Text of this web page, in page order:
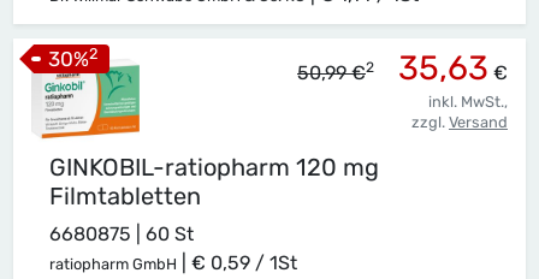
GINKOBIL-ratiopharm 120 mg
Filmtabletten
6680875 | 60 St
ratiopharm GmbH € 0,59 / 1St
50,99 €2 35,63 €
inkl. MwSt.,
zzgl. Versand
30%2